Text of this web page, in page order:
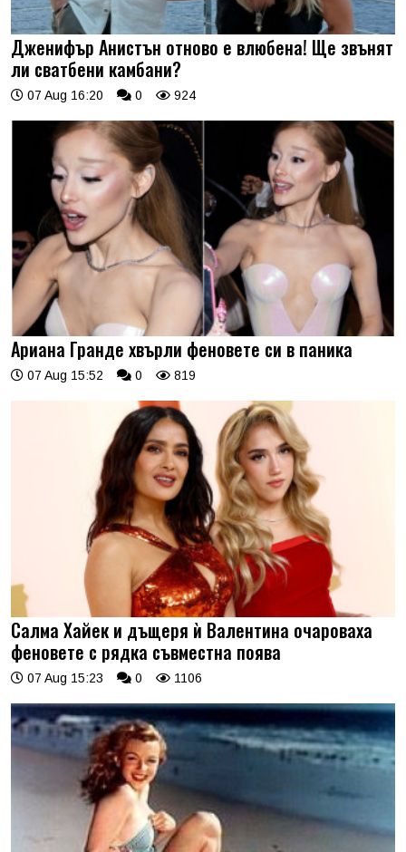
Дженифър Анистън отново е влюбена! Ще звънят
ли сватбени камбани?
07 Aug 16:20 0 924
Ариана Гранде хвърли феновете си в паника
07 Aug 15:52 0 819
Салма Хайек и дъщеря ѝ Валентина очароваха
феновете с рядка съвместна поява
07 Aug 15:23 0 1106